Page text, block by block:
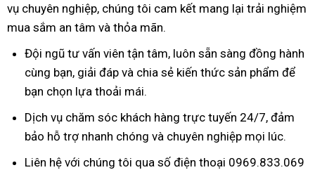
vụ chuyên nghiệp, chúng tôi cam kết mang lại trải nghiệm
mua sắm an tâm và thỏa mãn.
Đội ngũ tư vấn viên tận tâm, luôn sẵn sàng đồng hành
cùng bạn, giải đáp và chia sẻ kiến thức sản phẩm để
bạn chọn lựa thoải mái.
Dịch vụ chăm sóc khách hàng trực tuyến 24/7, đảm
bảo hỗ trợ nhanh chóng và chuyên nghiệp mọi lúc.
Liên hệ với chúng tôi qua số điện thoại 0969.833.069